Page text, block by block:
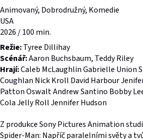
Animovaný, Dobrodružný, Komedie
USA
2026 / 100 min.
Režie:Tyree Dillihay
Scénář:Aaron Buchsbaum, Teddy Riley
Hrají:Caleb McLaughlin Gabrielle Union
Coughlan Nick Kroll David Harbour
Patton Oswalt Andrew Santino Bobby
Cola Jelly Roll Jennifer Hudson
Z produkce Sony Pictures Animation
Spider-Man: Napříč paralelními světy a